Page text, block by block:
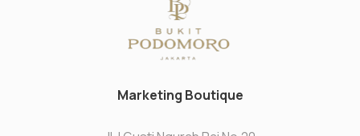
Marketing Boutique